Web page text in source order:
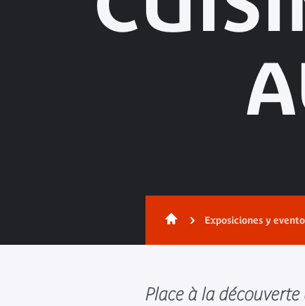
Exposiciones y
Place à la découverte